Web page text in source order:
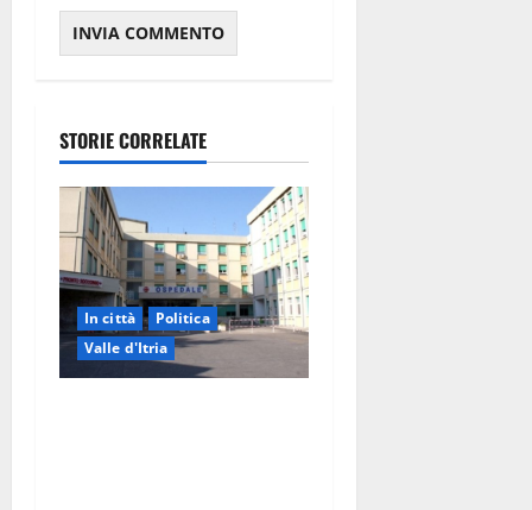
STORIE CORRELATE
In città
Politica
Valle d'Itria